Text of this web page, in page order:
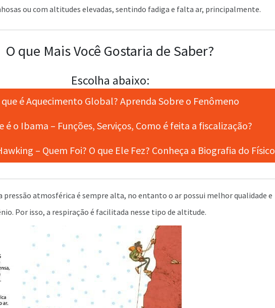
ou com altitudes elevadas, sentindo fadiga e falta ar, principalmente.
O que Mais Você Gostaria de Saber?
Escolha abaixo:
que é Aquecimento Global? Aprenda Sobre o Fenômeno
é o Ibama – Funções, Serviços, Como é feita a fiscalização?
– Quem Foi? O que Ele Fez? Conheça a Biografia do Físico
pressão atmosférica é sempre alta, no entanto o ar possui melhor qualidade e
Por isso, a respiração é facilitada nesse tipo de altitude.